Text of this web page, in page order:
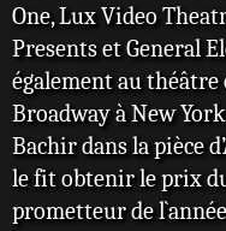
One, Lux Video
Presents et General
également au
Broadway à New
Bachir dans la pièce
le fit obtenir le prix
prometteur de